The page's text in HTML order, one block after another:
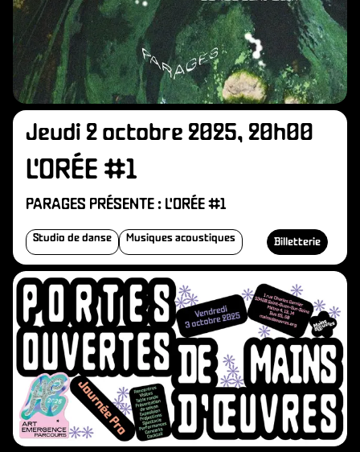
Jeudi 2 octobre 2025, 20h00
L'ORÉE #1
PARAGES PRÉSENTE : L'ORÉE #1
Studio de danse Musiques acoustiques Billetterie